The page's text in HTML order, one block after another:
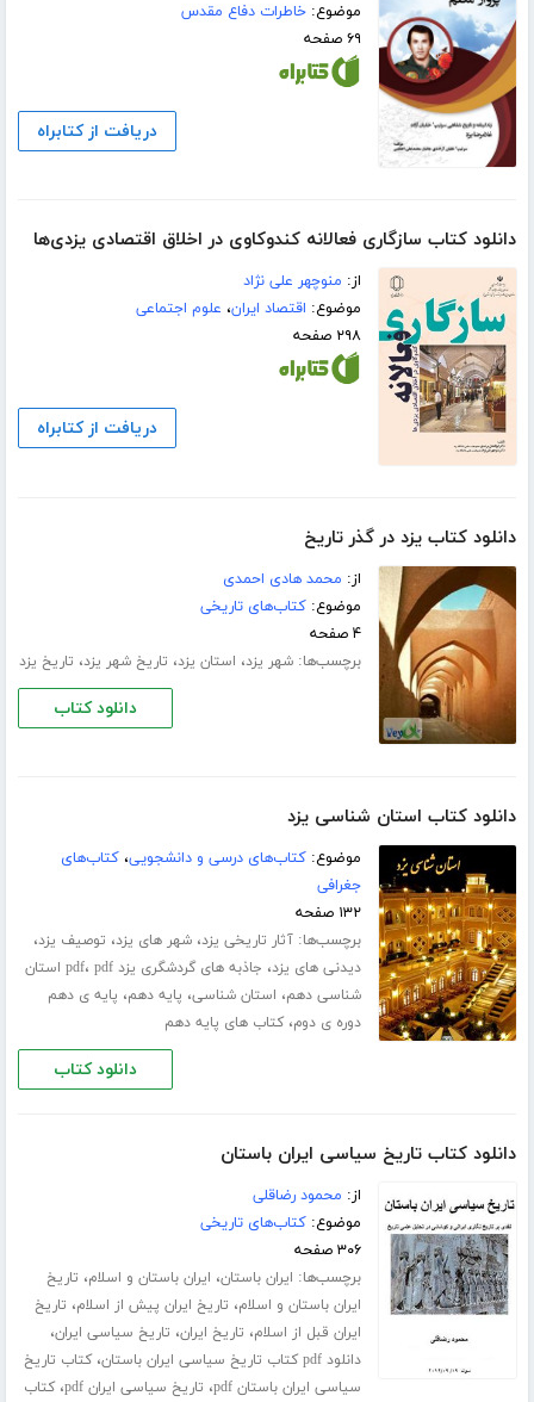
موضوع:خاطرات دفاع مقدس
۶۹ صفحه
دریافت از کتابراه
دانلود کتاب سازگاری فعالانه کندوکاوی در اخلاق اقتصادی یزدی‌ها
از: منوچهر علی نژاد
موضوع: اقتصاد ایران، علوم اجتماعی
۲۹۸ صفحه
دریافت از کتابراه
دانلود کتاب یزد در گذر تاریخ
از: محمد هادی احمدی
موضوع:کتاب‌های تاریخی
۴ صفحه
برچسب‌ها:شهر یزد، استان یزد، تاریخ شهر یزد، تاریخ یزد
دانلود کتاب
دانلود کتاب استان شناسی یزد
موضوع:کتاب‌های درسی و دانشجویی،کتاب‌های
جغرافی
۱۳۲ صفحه
برچسب‌ها:آثار تاریخی یزد،شهر های یزد، توصیف یزد،
دیدنی های یزد، جاذبه های گردشگری یزد pdf ،
pdf استان
شناسی دهم، استان شناسی، پایه دهم، پایه ی دهم
دوره ی دوم،کتاب های پایه دهم
دانلود کتاب
دانلود کتاب تاریخ سیاسی ایران باستان
از: محمود رضاقلی
موضوع:کتاب‌های تاریخی
۳۰۶ صفحه
برچسب‌ها: ایران باستان، ایران باستان و اسلام، تاریخ
ایران باستان و اسلام، تاریخ ایران پیش از اسلام، تاریخ
ایران قبل از اسلام، تاریخ ایران، تاریخ سیاسی ایران،
دانلود pdf کتاب تاریخ سیاسی ایران باستان ،کتاب تاریخ
سیاسی ایران باستان pdf
، تاریخ سیاسی ایران pdf ،کتاب